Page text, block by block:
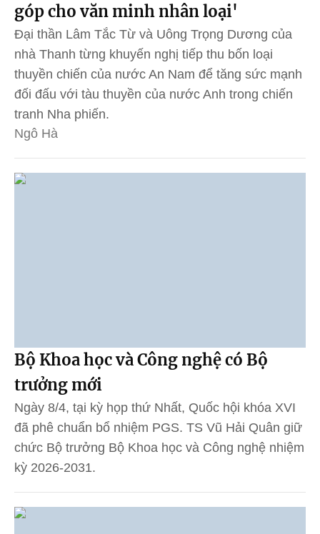
góp cho văn minh nhân loại'
Đại thần Lâm Tắc Từ và Uông Trọng Dương của
nhà Thanh từng khuyến nghị tiếp thu bốn loại
thuyền chiến của nước An Nam để tăng sức mạnh
đối đấu với tàu thuyền của nước Anh trong chiến
tranh Nha phiến.
Ngô Hà
Bộ Khoa học và Công nghệ có Bộ
trưởng mới
Ngày 8/4, tại kỳ họp thứ Nhất, Quốc hội khóa XVI
đã phê chuẩn bổ nhiệm PGS. TS Vũ Hải Quân giữ
chức Bộ trưởng Bộ Khoa học và Công nghệ nhiệm
kỳ 2026-2031.